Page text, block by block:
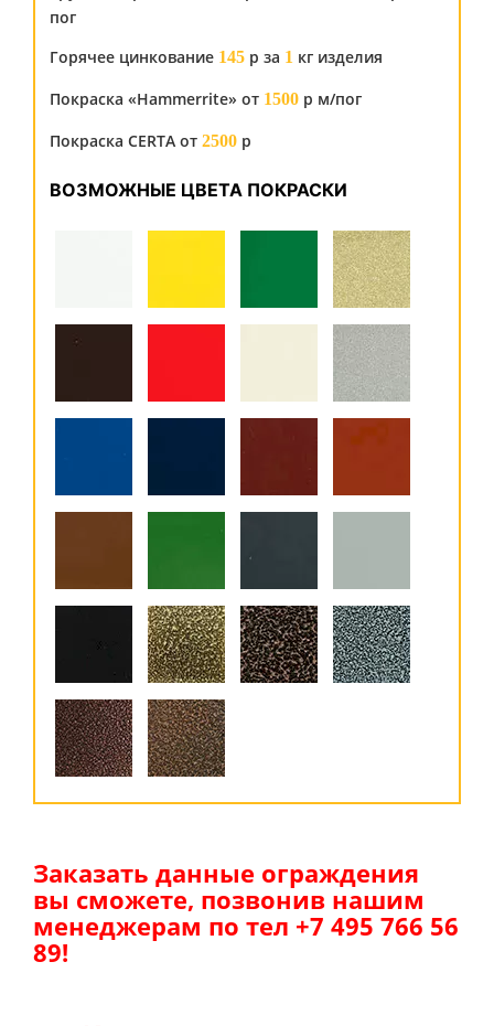
пог
Горячее цинкование 145 р за 1 кг изделия
Покраска «Hammerrite» от 1500 р м/пог
Покраска CERTA от 2500 р
ВОЗМОЖНЫЕ ЦВЕТА ПОКРАСКИ
Заказать данные ограждения
вы сможете, позвонив нашим
менеджерам по тел +7 495 766 56
89!